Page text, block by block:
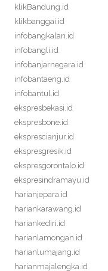
klikBandung.id
klikbanggai.id
infobangkalan.id
infobangli.id
infobanjarnegara.id
infobantaeng.id
infobantul.id
ekspresbekasi.id
ekspresbone.id
eksprescianjur.id
ekspresgresik.id
ekspresgorontalo.id
ekspresindramayu.id
harianjepara.id
hariankarawang.id
hariankediri.id
harianlamongan.id
harianlumajang.id
harianmajalengka.id